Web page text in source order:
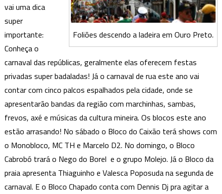
Foliões descendo a ladeira em Ouro Preto.
vai uma dica
super
importante:
Conheça o
carnaval das repúblicas, geralmente elas oferecem festas
privadas super badaladas! Já o carnaval de rua este ano vai
contar com cinco palcos espalhados pela cidade, onde se
apresentarão bandas da região com marchinhas, sambas,
frevos, axé e músicas da cultura mineira. Os blocos este ano
estão arrasando! No sábado o Bloco do Caixão terá shows com
o Monobloco, MC TH e Marcelo D2. No domingo, o Bloco
Cabrobó trará o Nego do Borel e o grupo Molejo. Já o Bloco da
praia apresenta Thiaguinho e Valesca Poposuda na segunda de
carnaval. E o Bloco Chapado conta com Dennis Dj pra agitar a